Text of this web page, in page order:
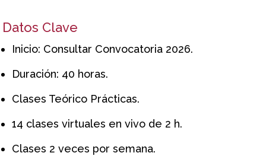
Datos Clave
Inicio: Consultar Convocatoria 2026.
Duración: 40 horas.
Clases Teórico Prácticas.
14 clases virtuales en vivo de 2 h.
Clases 2 veces por semana.